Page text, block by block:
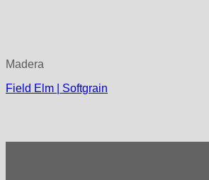
Madera
Field Elm | Softgrain